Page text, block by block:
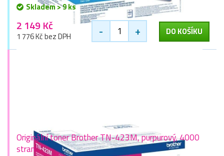
Skladem > 9 ks
2 149 Kč
1 776 Kč bez DPH - + DO KOŠÍKU
Originální toner Brother TN-423M, purpurový, 4000
stran